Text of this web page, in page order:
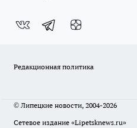
Редакционная политика
© Липецкие новости, 2004-2026
Сетевое издание «Lipetsknews.ru»